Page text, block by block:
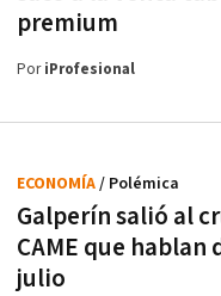
premium
PoriProfesional
Galperín salió al
CAME que hablan
julio
ECONOMÍA/ Polémica